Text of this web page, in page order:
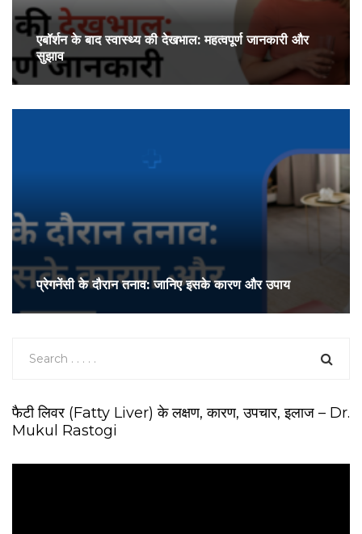
एबॉर्शन के बाद स्वास्थ्य की देखभाल: महत्वपूर्ण जानकारी और
सुझाव
प्रेगनेंसी के दौरान तनाव: जानिए इसके कारण और उपाय
फैटी लिवर (Fatty Liver) के लक्षण, कारण, उपचार, इलाज – Dr.
Mukul Rastogi